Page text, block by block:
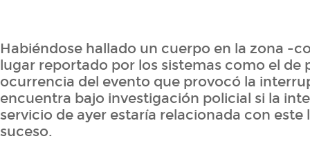
Habiéndose hallado un cuerpo en la zona -
lugar reportado por los sistemas como el de
ocurrencia del evento que provocó la
encuentra bajo investigación policial si la
servicio de ayer estaría relacionada con este
suceso.